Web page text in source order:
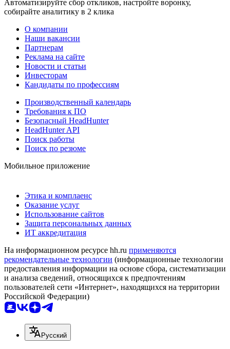
Автоматизируйте сбор откликов, настройте воронку,
собирайте аналитику в 2 клика
О компании
Наши вакансии
Партнерам
Реклама на сайте
Новости и статьи
Инвесторам
Кандидаты по профессиям
Производственный календарь
Требования к ПО
Безопасный HeadHunter
HeadHunter API
Поиск работы
Поиск по резюме
Мобильное приложение
Этика и комплаенс
Оказание услуг
Использование сайтов
Защита персональных данных
ИТ аккредитация
На информационном ресурсе hh.ru применяются
рекомендательные технологии (информационные технологии
предоставления информации на основе сбора, систематизации
и анализа сведений, относящихся к предпочтениям
пользователей сети «Интернет», находящихся на территории
Российской Федерации)
Русский